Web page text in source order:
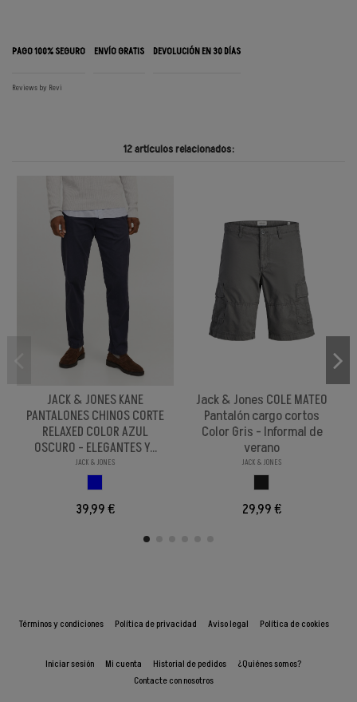
PAGO 100% SEGURO ENVÍO GRATIS DEVOLUCIÓN EN 30 DÍAS
Reviews by Revi
12 artículos relacionados:
JACK & JONES KANE
PANTALONES CHINOS CORTE
RELAXED COLOR AZUL
OSCURO - ELEGANTES Y...
JACK & JONES
39,99 €
Jack & Jones COLE MATEO
Pantalón cargo cortos
Color Gris - Informal de
verano
JACK & JONES
29,99 €
Términos y condiciones Política de privacidad Aviso legal Política de cookies
Iniciar sesión Mi cuenta Historial de pedidos
¿Quiénes somos?
Contacte con nosotros